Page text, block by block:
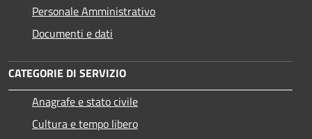
Personale Amministrativo
Documenti e dati
CATEGORIE DI SERVIZIO
Anagrafe e stato civile
Cultura e tempo libero